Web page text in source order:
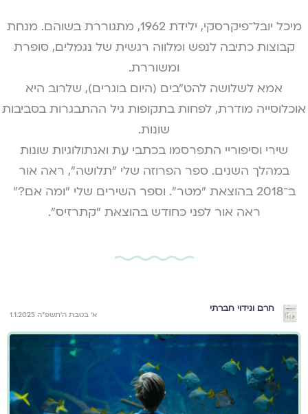
מיכל יובל־פיקרסקי, ילידת 1962, מתגוררת בשוהם. מנחת
קבוצות כתיבה לנפש ומלווה רגשית של נגמלים, סופרת
ומשוררת.
אמא לשלושה להט"בים (היום בוגרים), שלרוב היא
אוכלוסייה מודרת, לפחות בתקופות גיל ההתבגרות בסביבות
שונות.
שירי וסיפוריי התפרסמו בכתבי עת ואנתולוגיות שונות
במהלך השנים. ספר הפרוזה שלי "תלושה", ראה אור
ב־2018 בהוצאת "מטר". וספר השירים שלי "ומה אם?"
ראה אור לפני כחודש בהוצאת "קתרזיס".
חרם ונידוי חברתי
א׳ בטבת ה׳תשפ״ה 1.1.2025